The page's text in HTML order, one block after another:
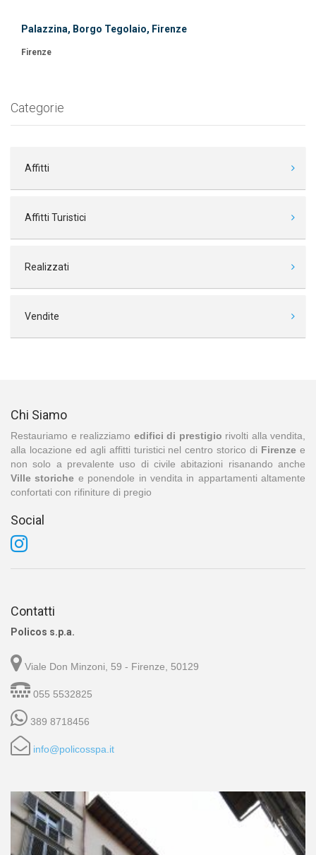
Palazzina, Borgo Tegolaio, Firenze
Firenze
Categorie
Affitti
Affitti Turistici
Realizzati
Vendite
Chi Siamo
Restauriamo e realizziamo edifici di prestigio rivolti alla vendita,
alla locazione ed agli affitti turistici nel centro storico di Firenze e
non solo a prevalente uso di civile abitazioni risanando anche
Ville storiche e ponendole in vendita in appartamenti altamente
confortati con rifiniture di pregio
Social
Contatti
Policos s.p.a.
Viale Don Minzoni, 59 - Firenze, 50129
055 5532825
389 8718456
info@policosspa.it